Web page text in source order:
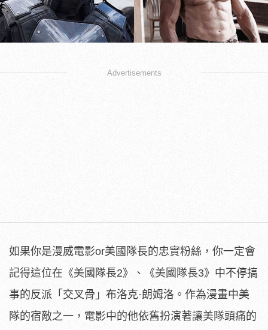
Advertisements
如果你是漫威電影or美國隊長的忠實粉絲，你一定會
記得這位在《美國隊長2》、《美國隊長3》中不停搞
事的反派「交叉骨」布洛克·朗姆洛。作為漫畫中美
隊的宿敵之一，電影中的他依舊扮演著讓美隊頭痛的